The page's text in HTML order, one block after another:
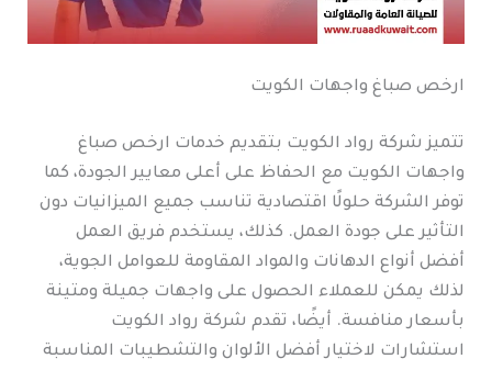
ارخص صباغ واجهات الكويت
تتميز شركة رواد الكويت بتقديم خدمات ارخص صباغ
واجهات الكويت مع الحفاظ على أعلى معايير الجودة، كما
توفر الشركة حلولًا اقتصادية تناسب جميع الميزانيات دون
التأثير على جودة العمل. كذلك، يستخدم فريق العمل
أفضل أنواع الدهانات والمواد المقاومة للعوامل الجوية،
لذلك يمكن للعملاء الحصول على واجهات جميلة ومتينة
بأسعار منافسة. أيضًا، تقدم شركة رواد الكويت
استشارات لاختيار أفضل الألوان والتشطيبات المناسبة